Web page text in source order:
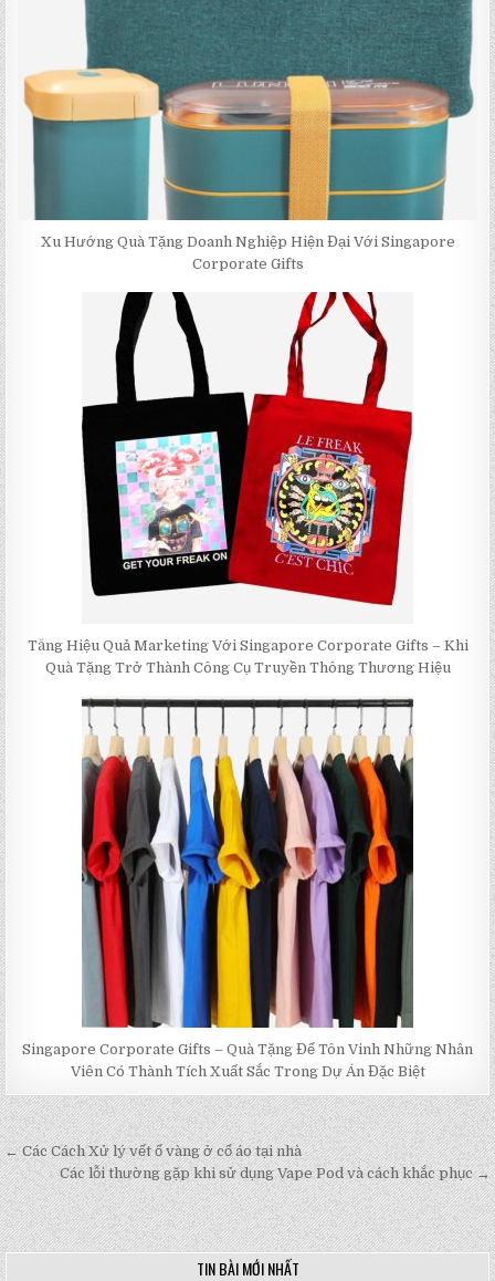
Xu Hướng Quà Tặng Doanh Nghiệp Hiện Đại Với Singapore
Corporate Gifts
Tăng Hiệu Quả Marketing Với Singapore Corporate Gifts – Khi
Quà Tặng Trở Thành Công Cụ Truyền Thông Thương Hiệu
Singapore Corporate Gifts – Quà Tặng Để Tôn Vinh Những Nhân
Viên Có Thành Tích Xuất Sắc Trong Dự Án Đặc Biệt
Post
navigation
← Các Cách Xử lý vết ố vàng ở cổ áo tại nhà
Các lỗi thường gặp khi sử dụng Vape Pod và cách khắc phục →
TIN BÀI MỚI NHẤT